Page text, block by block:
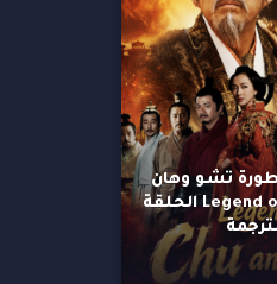
تشو وهان
Legend of Chu and Han الحلقة